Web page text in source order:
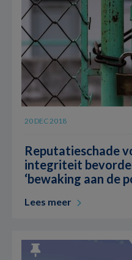
20 DEC 2018
Reputatieschade
integriteit
‘bewaking aan de
Lees meer